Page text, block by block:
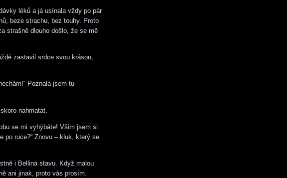
léků a já usínala vždy po pár
beze strachu, bez touhy. Proto
strašně dlouho došlo, že se mě
zastavil srdce svou krásou,
Poznala jsem tu
nahmatat.
se mi vyhýbáte! Všim jsem si
po ruce?“ Znovu – kluk, který se
i Bellina stavu. Když malou
ani jinak, proto vás prosím.